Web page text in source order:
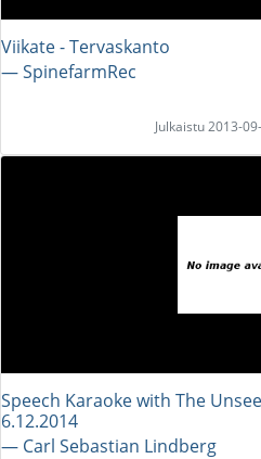
Viikate - Tervaskanto
― SpinefarmRec
Julkaistu 2013-
Speech Karaoke with The
6.12.2014
― Carl Sebastian Lindberg